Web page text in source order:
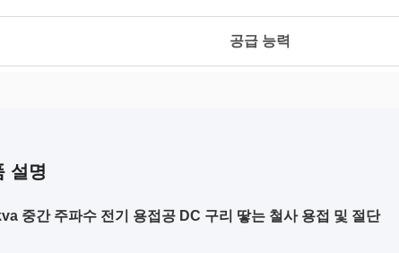
공급 능력
설명
중간 주파수 전기 용접공 DC 구리 땋는 철사 용접 및 절단